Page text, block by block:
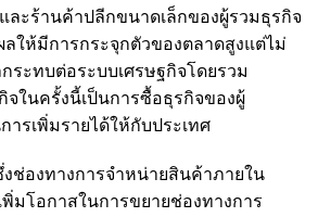
ละร้านค้าปลีกขนาดเล็กของผู้รวมธุรกิจ
ลให้มีการกระจุกตัวของตลาดสูงแต่ไม่
ระทบต่อระบบเศรษฐกิจโดยรวม
จในครั้งนี้เป็นการซื้อธุรกิจของผู้
ารเพิ่มรายได้ให้กับประเทศ
งช่องทางการจำหน่ายสินค้าภายใน
พิ่มโอกาสในการขยายช่องทางการ